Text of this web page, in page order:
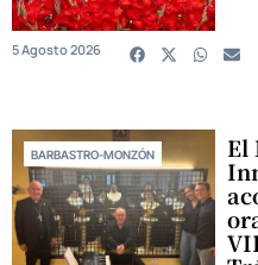
5 Agosto 2026
BARBASTRO-MONZÓN El